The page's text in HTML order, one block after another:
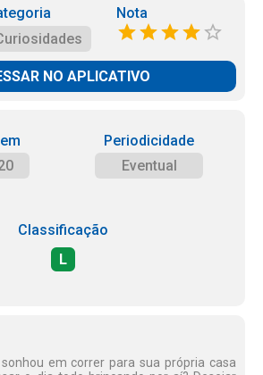
Nota
NO APLICATIVO
Periodicidade
Eventual
Classificação
L
em correr para sua própria casa